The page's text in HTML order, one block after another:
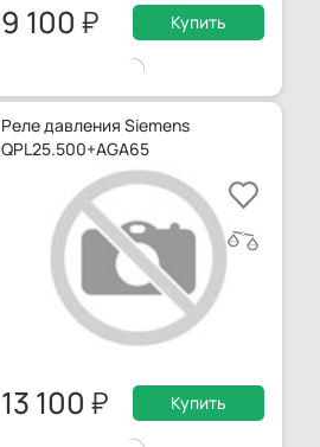
9 100 Купить
Реле давления Siemens
QPL25.500+AGA65
13 100 Купить